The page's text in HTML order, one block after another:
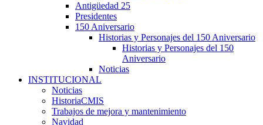
Antigüedad 25
Presidentes
150 Aniversario
Historias y Personajes del 150 Aniversario
Historias y Personajes del 150
Aniversario
Noticias
INSTITUCIONAL
Noticias
HistoriaCMIS
Trabajos de mejora y mantenimiento
Navidad